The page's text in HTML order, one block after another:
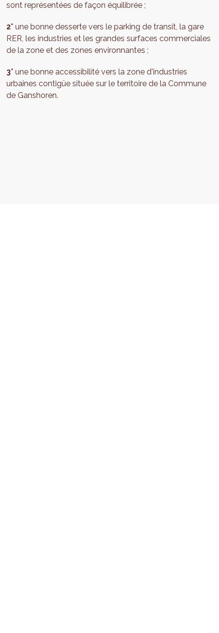
sont représentées de façon équilibrée ;
2° une bonne desserte vers le parking de transit, la gare
RER, les industries et les grandes surfaces commerciales
de la zone et des zones environnantes ;
3°une bonne accessibilité vers la zone d'industries
urbaines contigüe située sur le territoire de la Commune
de Ganshoren.